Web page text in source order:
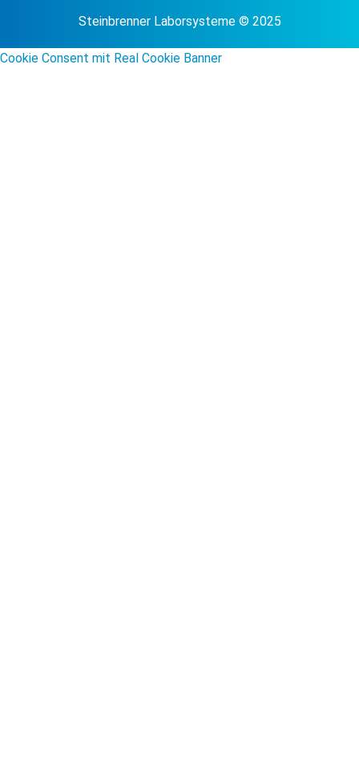
Steinbrenner Laborsysteme © 2025
Cookie Consent mit Real Cookie Banner